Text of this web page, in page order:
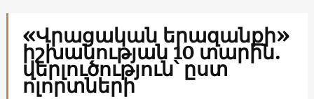
«Վրացական երազանքի»
իշխանության 10 տարին. ​​
վերլուծություն՝ ըստ
ոլորտների